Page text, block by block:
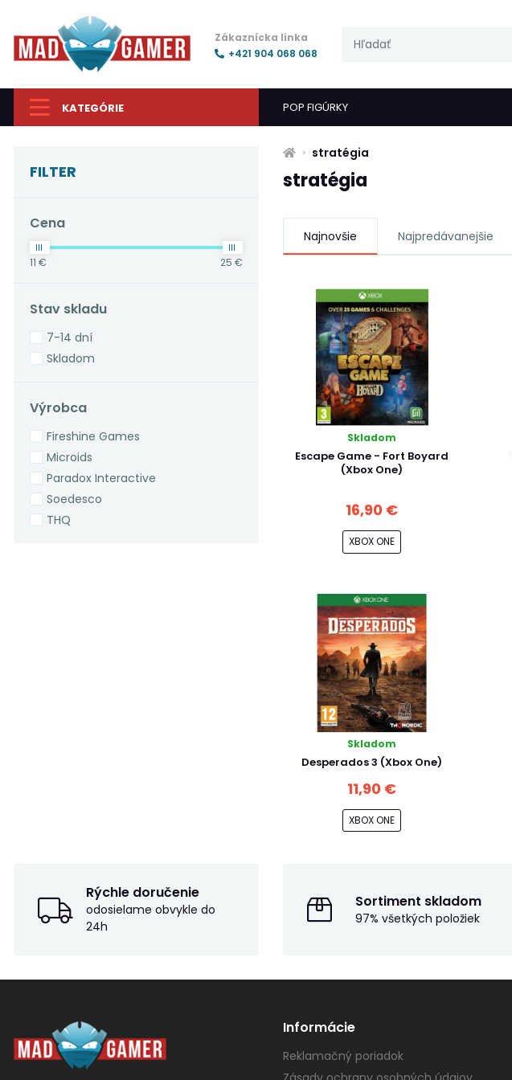
Zákaznícka linka
+421 904 068 068
KATEGÓRIE POP FIGÚRKY
FILTER
Cena
11 € 25 €
Stav skladu
7-14 dní
Skladom
Výrobca
Fireshine Games
Microids
Paradox Interactive
Soedesco
THQ
stratégia
stratégia
Najnovšie Najpredávanejšie
Skladom
Escape Game - Fort Boyard
(Xbox One)
16,90 €
XBOX ONE
Skladom
Desperados 3 (Xbox One)
11,90 €
XBOX ONE
Rýchle doručenie
odosielame obvykle do
24h
Sortiment skladom
97% všetkých položiek
Informácie
Reklamačný poriadok